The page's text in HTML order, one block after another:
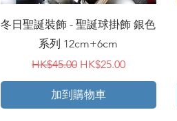
快速瀏覽
冬日聖誕裝飾 - 聖誕球掛飾 銀色
系列 12cm+6cm
一般價格
HK$45.00 促銷價格
HK$25.00
加到購物車